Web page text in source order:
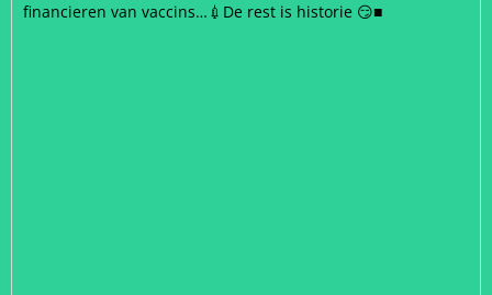
financieren van vaccins…💉De rest is historie 😏■